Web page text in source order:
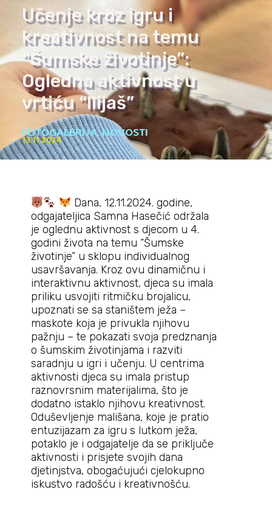
Učenje kroz igru i
kreativnost na temu
“Šumske životinje”:
Ogledna aktivnost u
vrtiću “Ilijaš”
FOTOGALERIJA,NOVOSTI
13.11.2024
Dana, 12.11.2024. godine,
odgajateljica Samna Hasečić održala
je oglednu aktivnost s djecom u 4.
godini života na temu “Šumske
životinje” u sklopu individualnog
usavršavanja. Kroz ovu dinamičnu i
interaktivnu aktivnost, djeca su imala
priliku usvojiti ritmičku brojalicu,
upoznati se sa staništem ježa –
maskote koja je privukla njihovu
pažnju – te pokazati svoja predznanja
o šumskim životinjama i razviti
saradnju u igri i učenju. U centrima
aktivnosti djeca su imala pristup
raznovrsnim materijalima, što je
dodatno istaklo njihovu kreativnost.
Oduševljenje mališana, koje je pratio
entuzijazam za igru s lutkom ježa,
potaklo je i odgajatelje da se priključe
aktivnosti i prisjete svojih dana
djetinjstva, obogaćujući cjelokupno
iskustvo radošću i kreativnošću.